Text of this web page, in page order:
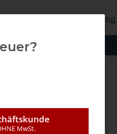
für die Holzverarbeitung
MwSt.